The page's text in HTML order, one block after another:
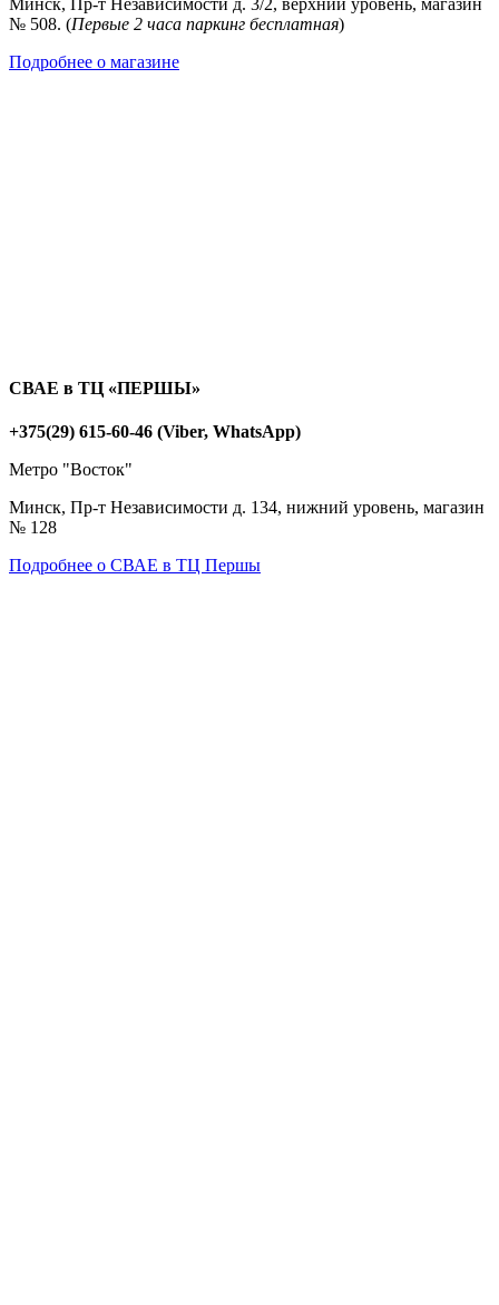
№ 508. (Первые 2 часа паркинг бесплатная)
Подробнее о магазине
СВАЕ в ТЦ «ПЕРШЫ»
+375(29) 615-60-46 (Viber, WhatsApp)
Метро "Восток"
Минск, Пр-т Независимости д. 134, нижний уровень, магазин
№ 128
Подробнее о СВАЕ в ТЦ Першы